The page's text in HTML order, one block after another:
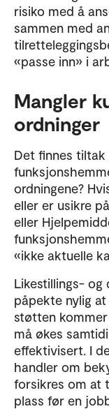
risiko med å
sammen med
«passe inn» i
Mangler
ordninger
Det finnes tiltak
ordningene?
eller er usikre
eller
«ikke aktuelle
Likestillings- og
påpekte nylig
støtten
må økes
effektivisert. I
handler om
forsikres om at
plass før en